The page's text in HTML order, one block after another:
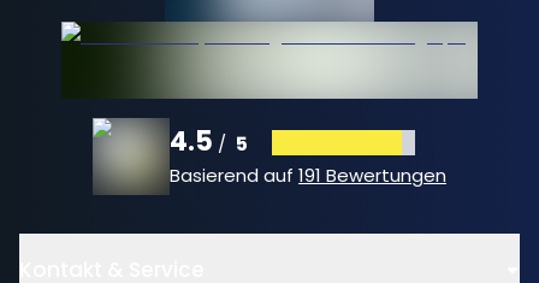
4.5 / 5
Basierend auf 191 Bewertungen